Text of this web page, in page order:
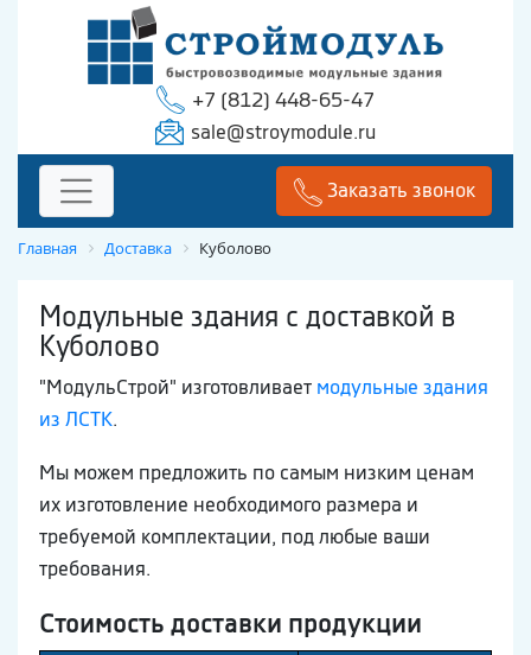
+7 (812) 448-65-47
sale@stroymodule.ru
Заказать звонок
Главная Доставка Куболово
Модульные здания с доставкой в
Куболово
"МодульСтрой" изготовливает модульные здания
из ЛСТК.
Мы можем предложить по самым низким ценам
их изготовление необходимого размера и
требуемой комплектации, под любые ваши
требования.
Стоимость доставки продукции